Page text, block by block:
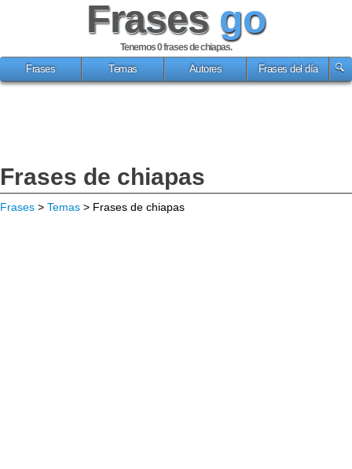
Frases go
Tenemos 0frases de chiapas.
Frases
Temas Autores Frases del día
Frases de chiapas
Frases > Temas > Frases de chiapas